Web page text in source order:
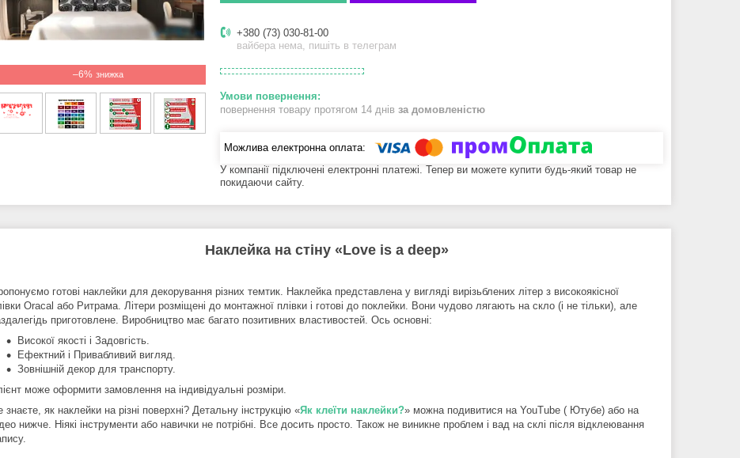
–6%
+380 (73) 030-81-00
вайбера нема, пишіть в телеграм
повернення товару протягом 14 днів за домовленістю
У компанії підключені електронні платежі. Тепер ви можете купити будь-який товар не
покидаючи сайту.
Наклейка на стіну «Love is a deep»
готові наклейки для декорування різних темтик. Наклейка представлена у вигляді вирізьблених літер з високоякісної
Oracal або Ритрама. Літери розміщені до монтажної плівки і готові до поклейки. Вони чудово лягають на скло (і не тільки), але
приготовлене. Виробництво має багато позитивних властивостей. Ось основні:
Високої якості і Задовгість.
Ефектний і Привабливий вигляд.
Зовнішній декор для транспорту.
може оформити замовлення на індивідуальні розміри.
знаєте, як наклейки на різні поверхні? Детальну інструкцію «Як клеїти наклейки?» можна подивитися на YouTube ( Ютубе) або на
нижче. Ніякі інструменти або навички не потрібні. Все досить просто. Також не виникне проблем і вад на склі після відклеювання